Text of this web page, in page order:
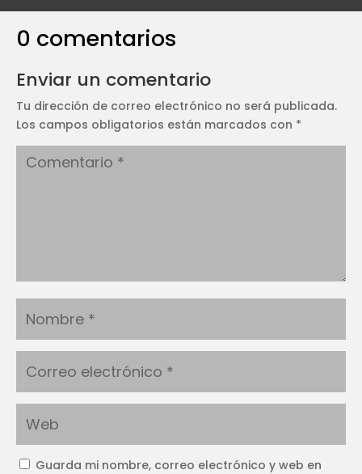
0 comentarios
Enviar un comentario
Tu dirección de correo electrónico no será publicada.
Los campos obligatorios están marcados con *
Guarda mi nombre, correo electrónico y web en